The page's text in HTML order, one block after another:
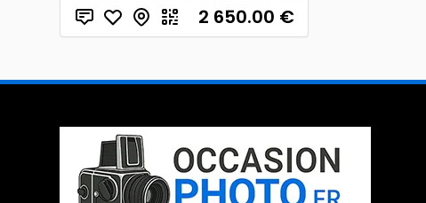
2 650.00 €